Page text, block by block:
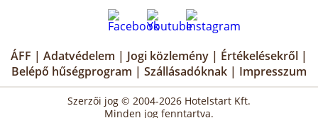
ÁFF | Adatvédelem | Jogi közlemény | Értékelésekről |
Belépő hűségprogram | Szállásadóknak | Impresszum
Szerzői jog © 2004-2026 Hotelstart Kft.
Minden jog fenntartva.